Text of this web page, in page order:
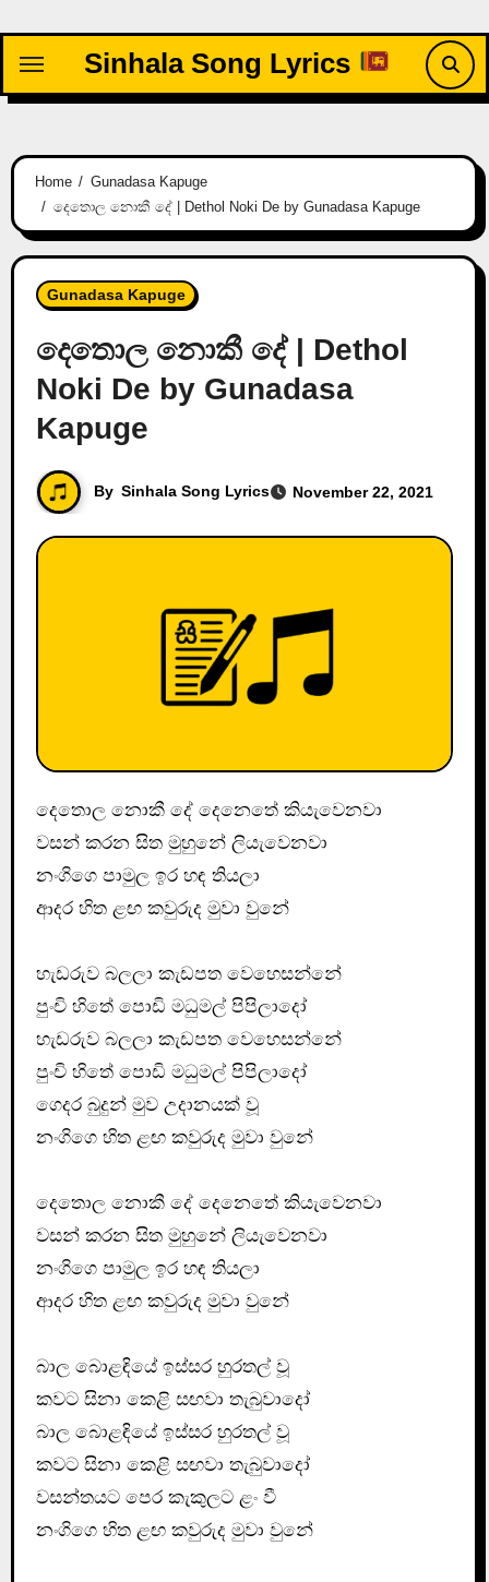
content
Sinhala Song Lyrics
Home
Gunadasa Kapuge
දෙතොල නොකී දේ | Dethol Noki De by Gunadasa Kapuge
Gunadasa Kapuge
දෙතොල නොකී දේ | Dethol
Noki De by Gunadasa
Kapuge
By Sinhala Song Lyrics November 22, 2021
දෙතොල නොකී දේ දෙනෙතේ කියැවෙනවා
වසන් කරන සිත මුහුනේ ලියැවෙනවා
නංගිගෙ පාමුල ඉර හඳ තියලා
ආදර හිත ළඟ කවුරුද මුවා වුනේ
හැඩරුව බලලා කැඩපත වෙහෙසන්නේ
පුංචි හිතේ පොඩි මධුමල් පිපිලාදෝ
හැඩරුව බලලා කැඩපත වෙහෙසන්නේ
පුංචි හිතේ පොඩි මධුමල් පිපිලාදෝ
ගෙදර බුදුන් මුව උදානයක් වූ
නංගිගෙ හිත ළඟ කවුරුද මුවා වුනේ
දෙතොල නොකී දේ දෙනෙතේ කියැවෙනවා
වසන් කරන සිත මුහුනේ ලියැවෙනවා
නංගිගෙ පාමුල ඉර හඳ තියලා
ආදර හිත ළඟ කවුරුද මුවා වුනේ
බාල බොළඳියේ ඉස්සර හුරතල් වූ
කවට සිනා කෙළි සඟවා තැබුවාදෝ
බාල බොළඳියේ ඉස්සර හුරතල් වූ
කවට සිනා කෙළි සඟවා තැබුවාදෝ
වසන්තයට පෙර කැකුලට ළං වී
නංගිගෙ හිත ළඟ කවුරුද මුවා වුනේ